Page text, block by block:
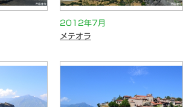
2012年7月
メテオラ